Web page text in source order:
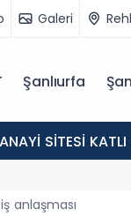
Galeri
Şanlıurfa
SİTESİ
anlaşması